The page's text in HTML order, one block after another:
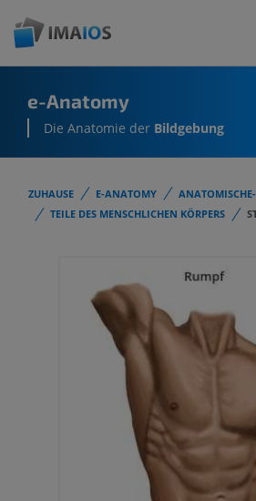
e-Anatomy
Die Anatomie der Bildgebung
ZUHAUSE E-ANATOMY
TEILE DES MENSCHLICHEN KÖRPERS